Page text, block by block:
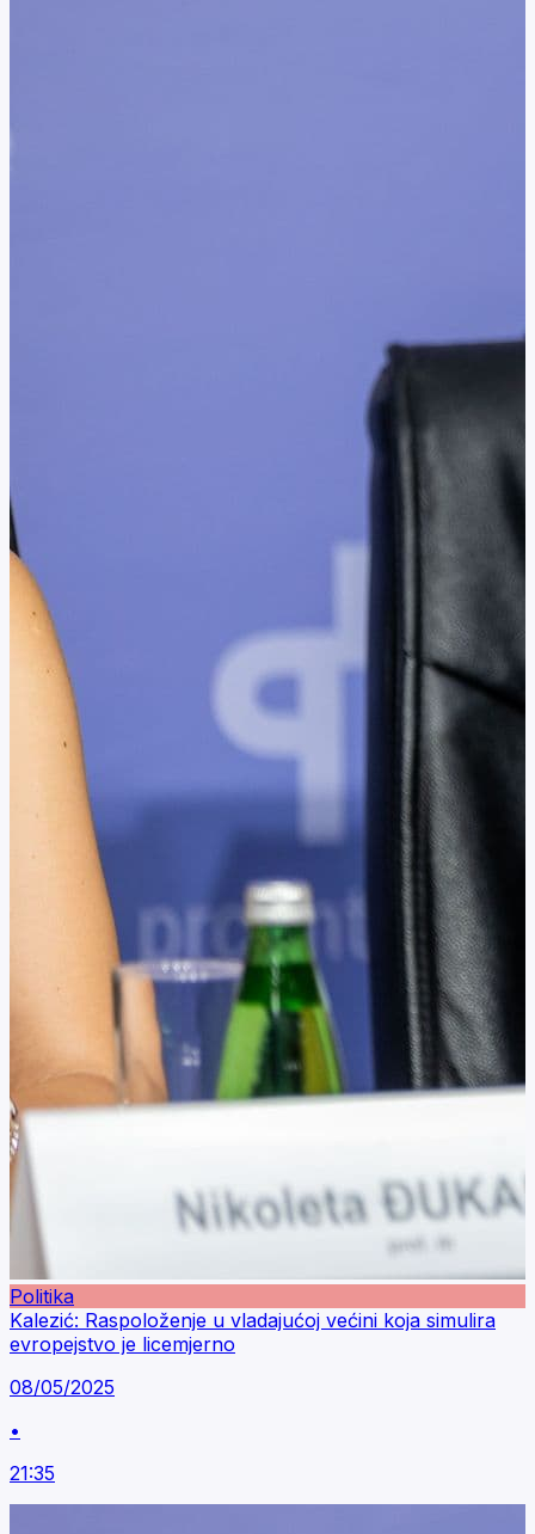
Politika
Kalezić: Raspoloženje u vladajućoj većini koja simulira
evropejstvo je licemjerno
08/05/2025
•
21:35